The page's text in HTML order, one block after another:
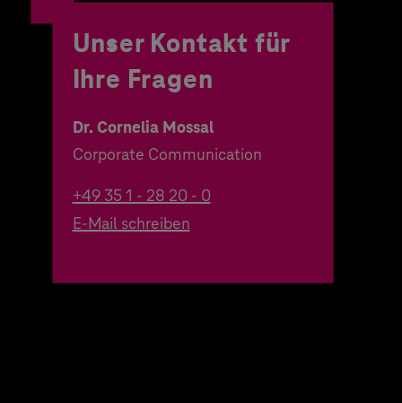
Unser Kontakt für
Ihre Fragen
Dr. Cornelia Mossal
Corporate Communication
+49 35 1 - 28 20 - 0
E-Mail schreiben